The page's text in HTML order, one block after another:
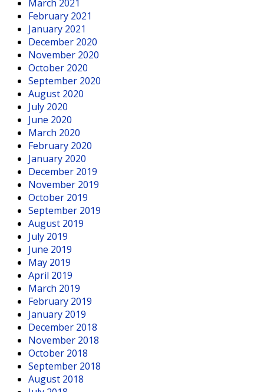
March 2021
February 2021
January 2021
December 2020
November 2020
October 2020
September 2020
August 2020
July 2020
June 2020
March 2020
February 2020
January 2020
December 2019
November 2019
October 2019
September 2019
August 2019
July 2019
June 2019
May 2019
April 2019
March 2019
February 2019
January 2019
December 2018
November 2018
October 2018
September 2018
August 2018